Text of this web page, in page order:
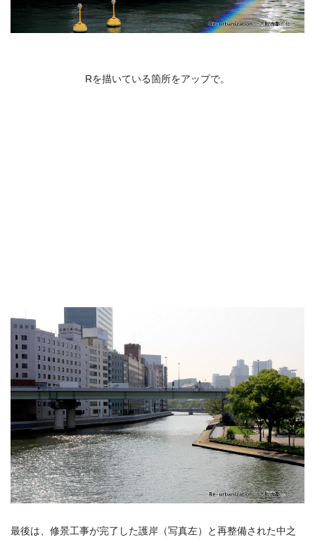
Rを描いている箇所をアップで。
最後は、修景工事が完了した護岸（写真左）と再整備された中之